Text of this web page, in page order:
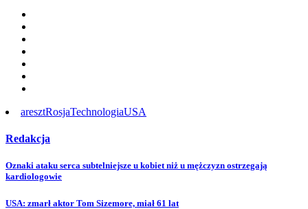
aresztRosjaTechnologiaUSA
Redakcja
Post
navigation
Oznaki ataku serca subtelniejsze u kobiet niż u mężczyzn ostrzegają
kardiologowie
USA: zmarł aktor Tom Sizemore, miał 61 lat